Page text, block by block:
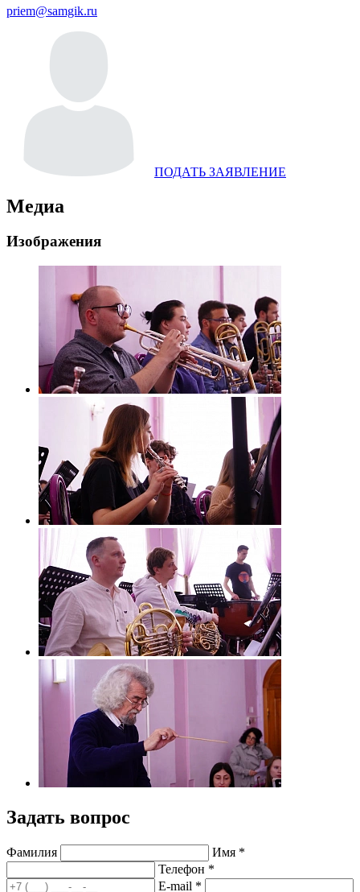
priem@samgik.ru
ПОДАТЬ ЗАЯВЛЕНИЕ
Медиа
Изображения
Задать вопрос
Фамилия
Имя *
Телефон *
E-mail *